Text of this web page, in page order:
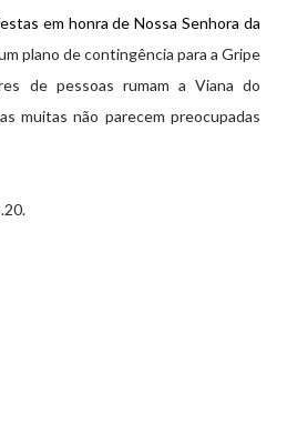
em honra de Nossa Senhora da
plano de contingência para a Gripe
de pessoas rumam a Viana do
muitas não parecem preocupadas